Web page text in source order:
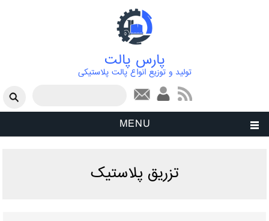
پارس پالت
تولید و توزیع انواع پالت پلاستیکی
فرم جستجو
MENU
تزریق پلاستیک